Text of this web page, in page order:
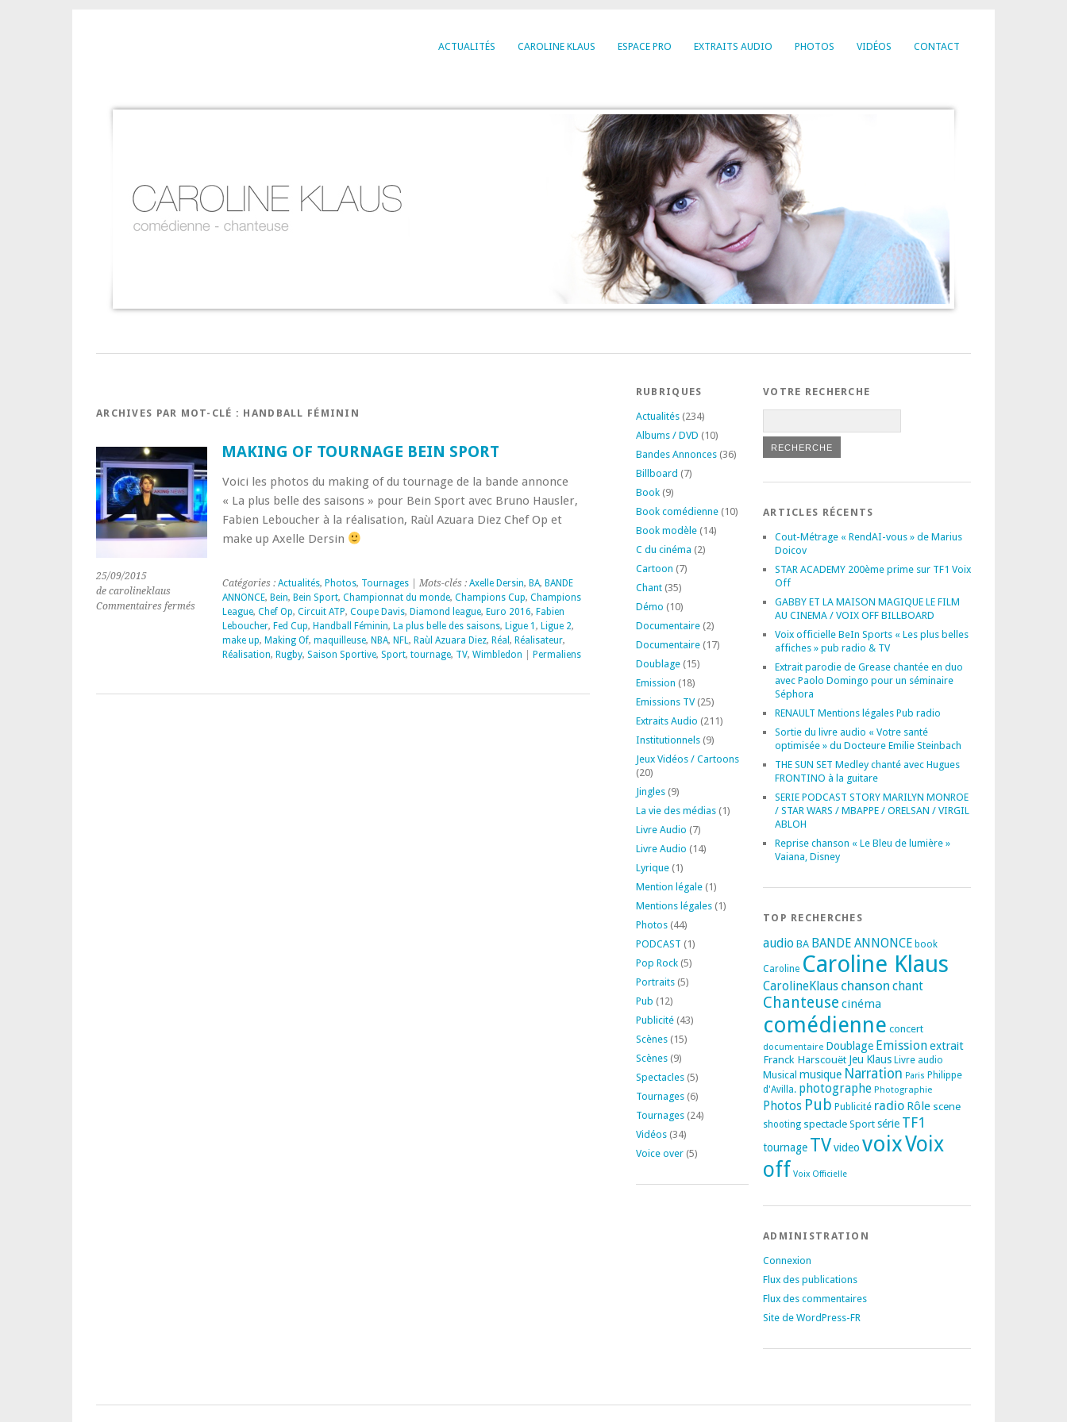
ACTUALITÉS CAROLINE KLAUS ESPACE PRO EXTRAITS AUDIO PHOTOS VIDÉOS CONTACT
ARCHIVES PAR MOT-CLÉ : HANDBALL FÉMININ
25/09/2015
de carolineklaus
Commentaires ferméssur
MAKING
TOURNAGE
MAKING OF TOURNAGE BEIN SPORT
Voici les photos du making of du tournage de la bande annonce
« La plus belle des saisons » pour Bein Sport avec Bruno Hausler,
Fabien Leboucher à la réalisation, Raùl Azuara Diez Chef Op et
make up Axelle Dersin
Catégories : Actualités, Photos, Tournages| Mots-clés : Axelle Dersin, BA, BANDE
ANNONCE, Bein, Bein Sport, Championnat du monde, Champions Cup, Champions
League, Chef Op, Circuit ATP, Coupe Davis, Diamond league, Euro 2016, Fabien
Leboucher, Fed Cup, Handball Féminin, La plus belle des saisons, Ligue 1 , Ligue 2,
make up, Making Of, maquilleuse, NBA, NFL, Raùl Azuara Diez, Réal , Réalisateur,
Réalisation, Rugby, Saison Sportive, Sport, tournage, TV, Wimbledon Permaliens
RUBRIQUES
Actualités(234)
Albums / DVD (10)
Bandes Annonces(36)
Billboard (7)
Book(9)
Book comédienne(10)
Book modèle(14)
C du cinéma (2)
Cartoon (7)
Chant(35)
Démo (10)
Documentaire(2)
Documentaire(17)
Doublage(15)
Emission (18)
Emissions TV(25)
Extraits Audio (211)
Institutionnels(9)
Jeux Vidéos / Cartoons
(20)
Jingles(9)
La vie des médias(1)
Livre Audio (7)
Livre Audio (14)
Lyrique(1)
Mention légale(1)
Mentions légales(1)
Photos(44)
PODCAST (1)
Pop Rock(5)
Portraits(5)
Pub (12)
Publicité(43)
Scènes(15)
Scènes(9)
Spectacles(5)
Tournages(6)
Tournages(24)
Vidéos(34)
Voice over(5)
VOTRE RECHERCHE
ARTICLES RÉCENTS
Cout-Métrage « RendAI-vous » de Marius
Doicov
STAR ACADEMY 200ème prime sur TF1 Voix
Off
GABBY ET LA MAISON MAGIQUE LE FILM
AU CINEMA / VOIX OFF BILLBOARD
Voix officielle BeIn Sports « Les plus belles
affiches » pub radio & TV
Extrait parodie de Grease chantée en duo
avec Paolo Domingo pour un séminaire
Séphora
RENAULT Mentions légales Pub radio
Sortie du livre audio « Votre santé
optimisée » du Docteure Emilie Steinbach
THE SUN SET Medley chanté avec Hugues
FRONTINO à la guitare
SERIE PODCAST STORY MARILYN MONROE
/ STAR WARS / MBAPPE / ORELSAN / VIRGIL
ABLOH
Reprise chanson « Le Bleu de lumière »
Vaiana, Disney
TOP RECHERCHES
audio BA BANDE ANNONCE book
Caroline Caroline Klaus
CarolineKlaus chanson chant
Chanteuse cinéma
comédienne concert
documentaire Doublage Emissionextrait
Franck Harscouët Jeu Klaus Livre audio
Musical musique Narration Paris Philippe
d'Avilla. photographe Photographie
Photos Pub Publicité radio Rôle scene
shooting spectacle Sport série TF1
tournage TVvideo voixVoix
off Voix Officielle
ADMINISTRATION
Connexion
Flux des publications
Flux des commentaires
Site de WordPress-FR